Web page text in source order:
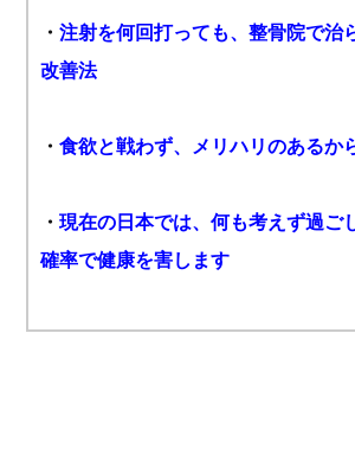
・注射を何回打っても、整骨院で治
改善法
・食欲と戦わず、メリハリのあるか
・現在の日本では、何も考えず過ご
確率で健康を害します